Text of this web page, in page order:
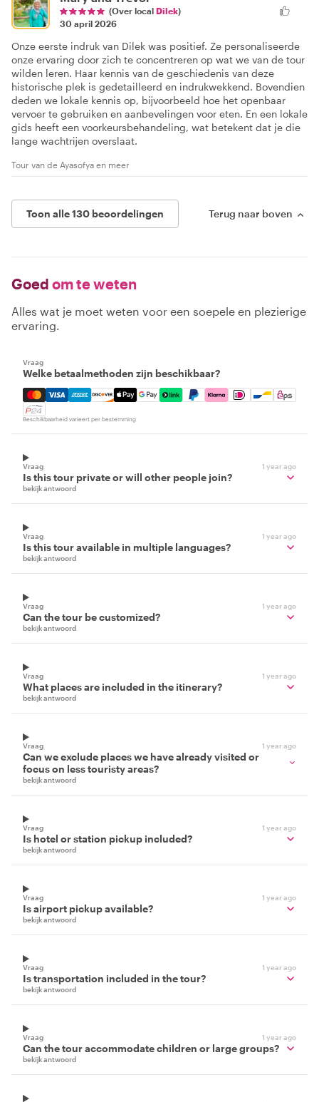
(Over local Dilek)
30 april 2026
Onze eerste indruk van Dilek was positief. Ze personaliseerde
onze ervaring door zich te concentreren op wat we van de tour
wilden leren. Haar kennis van de geschiedenis van deze
historische plek is gedetailleerd en indrukwekkend. Bovendien
deden we lokale kennis op, bijvoorbeeld hoe het openbaar
vervoer te gebruiken en aanbevelingen voor eten. En een lokale
gids heeft een voorkeursbehandeling, wat betekent dat je die
lange wachtrijen overslaat.
Tour van de Ayasofya en meer
Toon alle 130 beoordelingen Terug naar boven
Goed om te weten
Alles wat je moet weten voor een soepele en plezierige
ervaring.
Vraag
Welke betaalmethoden zijn beschikbaar?
Mastercard, Visa, Amex, Discover, Apple Pay, Google
Beschikbaarheid varieert per bestemming
Vraag 1 year ago
Is this tour private or will other people join?
bekijk antwoord
Vraag 1 year ago
Is this tour available in multiple languages?
bekijk antwoord
Vraag 1 year ago
Can the tour be customized?
bekijk antwoord
Vraag 1 year ago
What places are included in the itinerary?
bekijk antwoord
Vraag 1 year ago
Can we exclude places we have already visited or
focus on less touristy areas?
bekijk antwoord
Vraag 1 year ago
Is hotel or station pickup included?
bekijk antwoord
Vraag 1 year ago
Is airport pickup available?
bekijk antwoord
Vraag 1 year ago
Is transportation included in the tour?
bekijk antwoord
Vraag 1 year ago
Can the tour accommodate children or large groups?
bekijk antwoord